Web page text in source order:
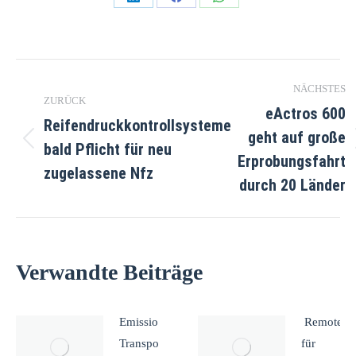
Teilen
Teilen
Teilen
Kommentarnavigation
ZURÜCK
Vorheriger
Beitrag:
Reifendruckkontrollsysteme
bald Pflicht für neu
zugelassene Nfz
NÄCHSTES
Nächster
Beitrag:
eActros 600
geht auf große
Erprobungsfahrt
durch 20 Länder
Verwandte Beiträge
Emissionsfreies
Transportangebot
Remote
für